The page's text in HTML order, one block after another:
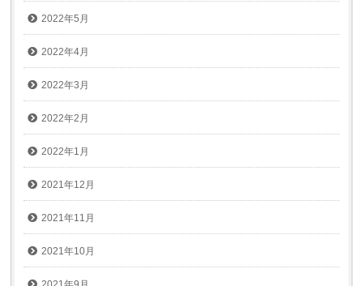
2022年5月
2022年4月
2022年3月
2022年2月
2022年1月
2021年12月
2021年11月
2021年10月